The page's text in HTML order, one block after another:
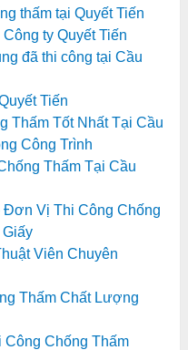
thấm tại Quyết Tiến
ty Quyết Tiến
đã thi công tại Cầu
Tiến
Thấm Tốt Nhất Tại Cầu
Công Trình
Thấm Tại Cầu
Đơn Vị Thi Công Chống
Viên Chuyên
Thấm Chất Lượng
Công Chống Thấm